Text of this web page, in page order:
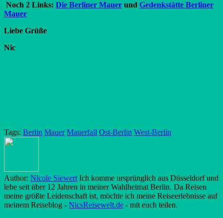
Noch 2 Links: Die Berliner Mauer und Gedenkstätte Berliner
Mauer
Liebe Grüße
Nic
Tags: Berlin Mauer Mauerfall Ost-Berlin West-Berlin
Author: Nicole Siewert Ich komme ursprünglich aus Düsseldorf und
lebe seit über 12 Jahren in meiner Wahlheimat Berlin. Da Reisen
meine größte Leidenschaft ist, möchte ich meine Reiseerlebnisse auf
meinem Reiseblog - NicsReisewelt.de - mit euch teilen.